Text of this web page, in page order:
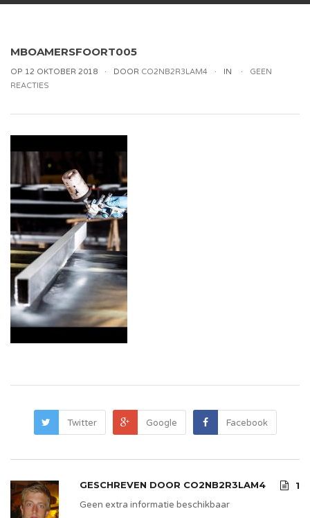
MBOAMERSFOORT005
OP 12 OKTOBER 2018 DOOR CO2NB2R3LAM4 IN
GEEN
REACTIES
Twitter Google Facebook
GESCHREVEN DOOR CO2NB2R3LAM4
1
Geen extra informatie beschikbaar